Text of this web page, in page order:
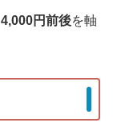
4,000円前後を軸